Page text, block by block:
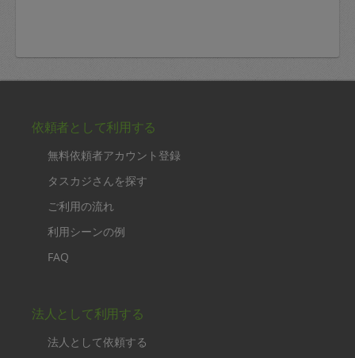
依頼者として利用する
無料依頼者アカウント登録
タスカジさんを探す
ご利用の流れ
利用シーンの例
FAQ
法人として利用する
法人として依頼する